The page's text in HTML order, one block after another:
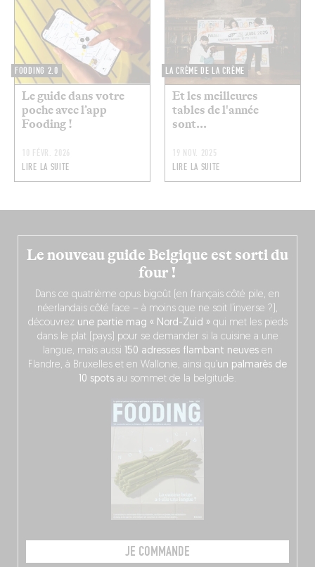
FOODING 2.0
Le guide dans votre
poche avec l’app
Fooding !
10 FÉVR. 2026
LIRE LA SUITE
LA CRÈME DE LA CRÈME
Et les meilleures
tables de l'année
sont...
19 NOV. 2025
LIRE LA SUITE
Le nouveau guide Belgique est sorti du
four !
Dans ce quatrième opus bigoût (en français côté pile, en
néerlandais côté face – à moins que ne soit l’inverse ?),
découvrez une partie mag « Nord-Zuid » qui met les pieds
dans le plat (pays) pour se demander si la cuisine a une
langue, mais aussi 150 adresses flambant neuvesen
Flandre, à Bruxelles et en Wallonie, ainsi qu’un palmarès de
10 spots au sommet de la belgitude.
JE COMMANDE